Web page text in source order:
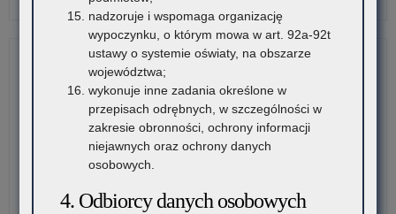
nadzoruje i wspomaga organizację
wypoczynku, o którym mowa w art. 92a-92t
ustawy o systemie oświaty, na obszarze
województwa;
wykonuje inne zadania określone w
przepisach odrębnych, w szczególności w
zakresie obronności, ochrony informacji
niejawnych oraz ochrony danych
osobowych.
4. Odbiorcy danych osobowych